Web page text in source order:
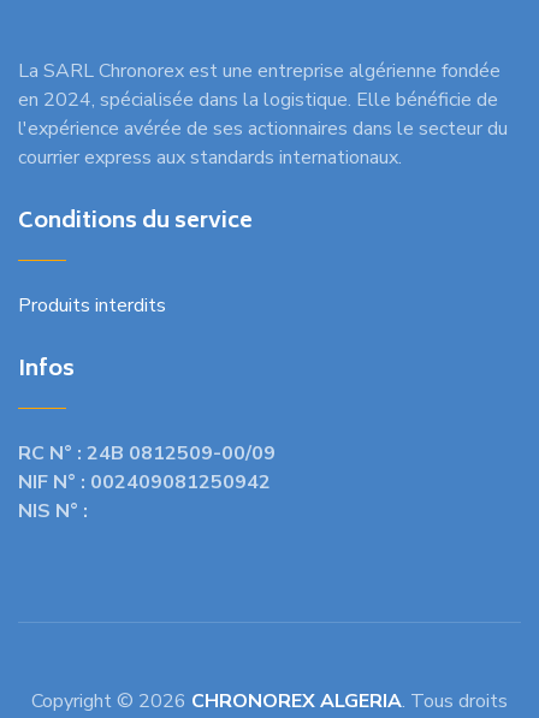
La SARL Chronorex est une entreprise algérienne fondée
en 2024, spécialisée dans la logistique. Elle bénéficie de
l'expérience avérée de ses actionnaires dans le secteur du
courrier express aux standards internationaux.
Conditions du service
Produits interdits
Infos
RC N° : 24B 0812509-00/09
NIF N° : 002409081250942
NIS N° :
Copyright © 2026 CHRONOREX ALGERIA. Tous droits